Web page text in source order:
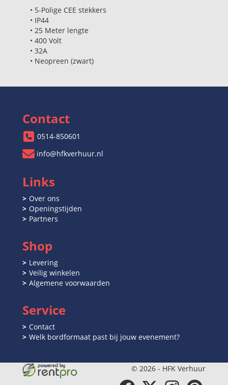
• 5-Polige CEE stekkers
• IP44
• 25 Meter lengte
• 400 Volt
• 32A
• Neopreen (zwart)
Contact
0514-850601
info@hfkverhuur.nl
Links
Over ons
Openingstijden
Partners
Shop
Levering
Veilig winkelen
Algemene voorwaarden
Service
Contact
Welk bordformaat past bij jouw evenement?
© 2026 - HFK Verhuur